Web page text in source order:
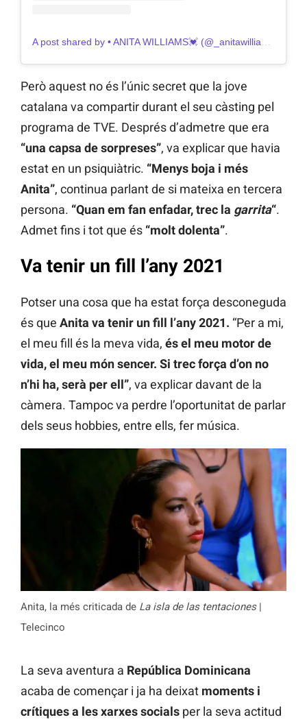
Però aquest no és l’únic secret que la jove
catalana va compartir durant el seu càsting pel
programa de TVE. Després d’admetre que era
“una capsa de sorpreses”, va explicar que havia
estat en un psiquiàtric. “Menys boja i més
Anita”, continua parlant de si mateixa en tercera
persona. “Quan em fan enfadar, trec la garrita“.
Admet fins i tot que és “molt dolenta”.
Va tenir un fill l’any 2021
Potser una cosa que ha estat força desconeguda
és que Anita va tenir un fill l’any 2021. “Per a mi,
el meu fill és la meva vida, és el meu motor de
vida, el meu món sencer. Si trec força d’on no
n’hi ha, serà per ell”, va explicar davant de la
càmera. Tampoc va perdre l’oportunitat de parlar
dels seus hobbies, entre ells, fer música.
Anita, la més criticada de La isla de las tentaciones|
Telecinco
La seva aventura a República Dominicana
acaba de començar i ja ha deixat moments i
crítiques a les xarxes socials per la seva actitud